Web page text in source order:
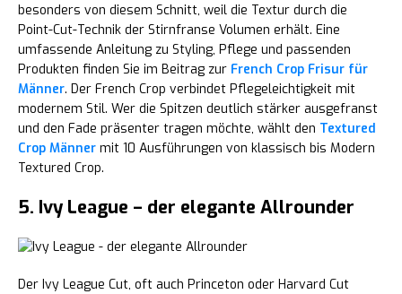
besonders von diesem Schnitt, weil die Textur durch die
Point-Cut-Technik der Stirnfranse Volumen erhält. Eine
umfassende Anleitung zu Styling, Pflege und passenden
Produkten finden Sie im Beitrag zur French Crop Frisur für
Männer. Der French Crop verbindet Pflegeleichtigkeit mit
modernem Stil. Wer die Spitzen deutlich stärker ausgefranst
und den Fade präsenter tragen möchte, wählt den Textured
Crop Männer mit 10 Ausführungen von klassisch bis Modern
Textured Crop.
5. Ivy League – der elegante Allrounder
Der Ivy League Cut, oft auch Princeton oder Harvard Cut